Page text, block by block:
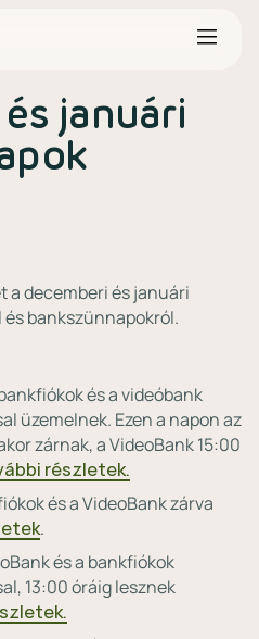
januári
a decemberi és januári
bankszünnapokról.
és a videóbank
üzemelnek. Ezen a napon az
zárnak, a VideoBank 15:00
részletek.
és a VideoBank zárva
.
és a bankfiókok
13:00 óráig lesznek